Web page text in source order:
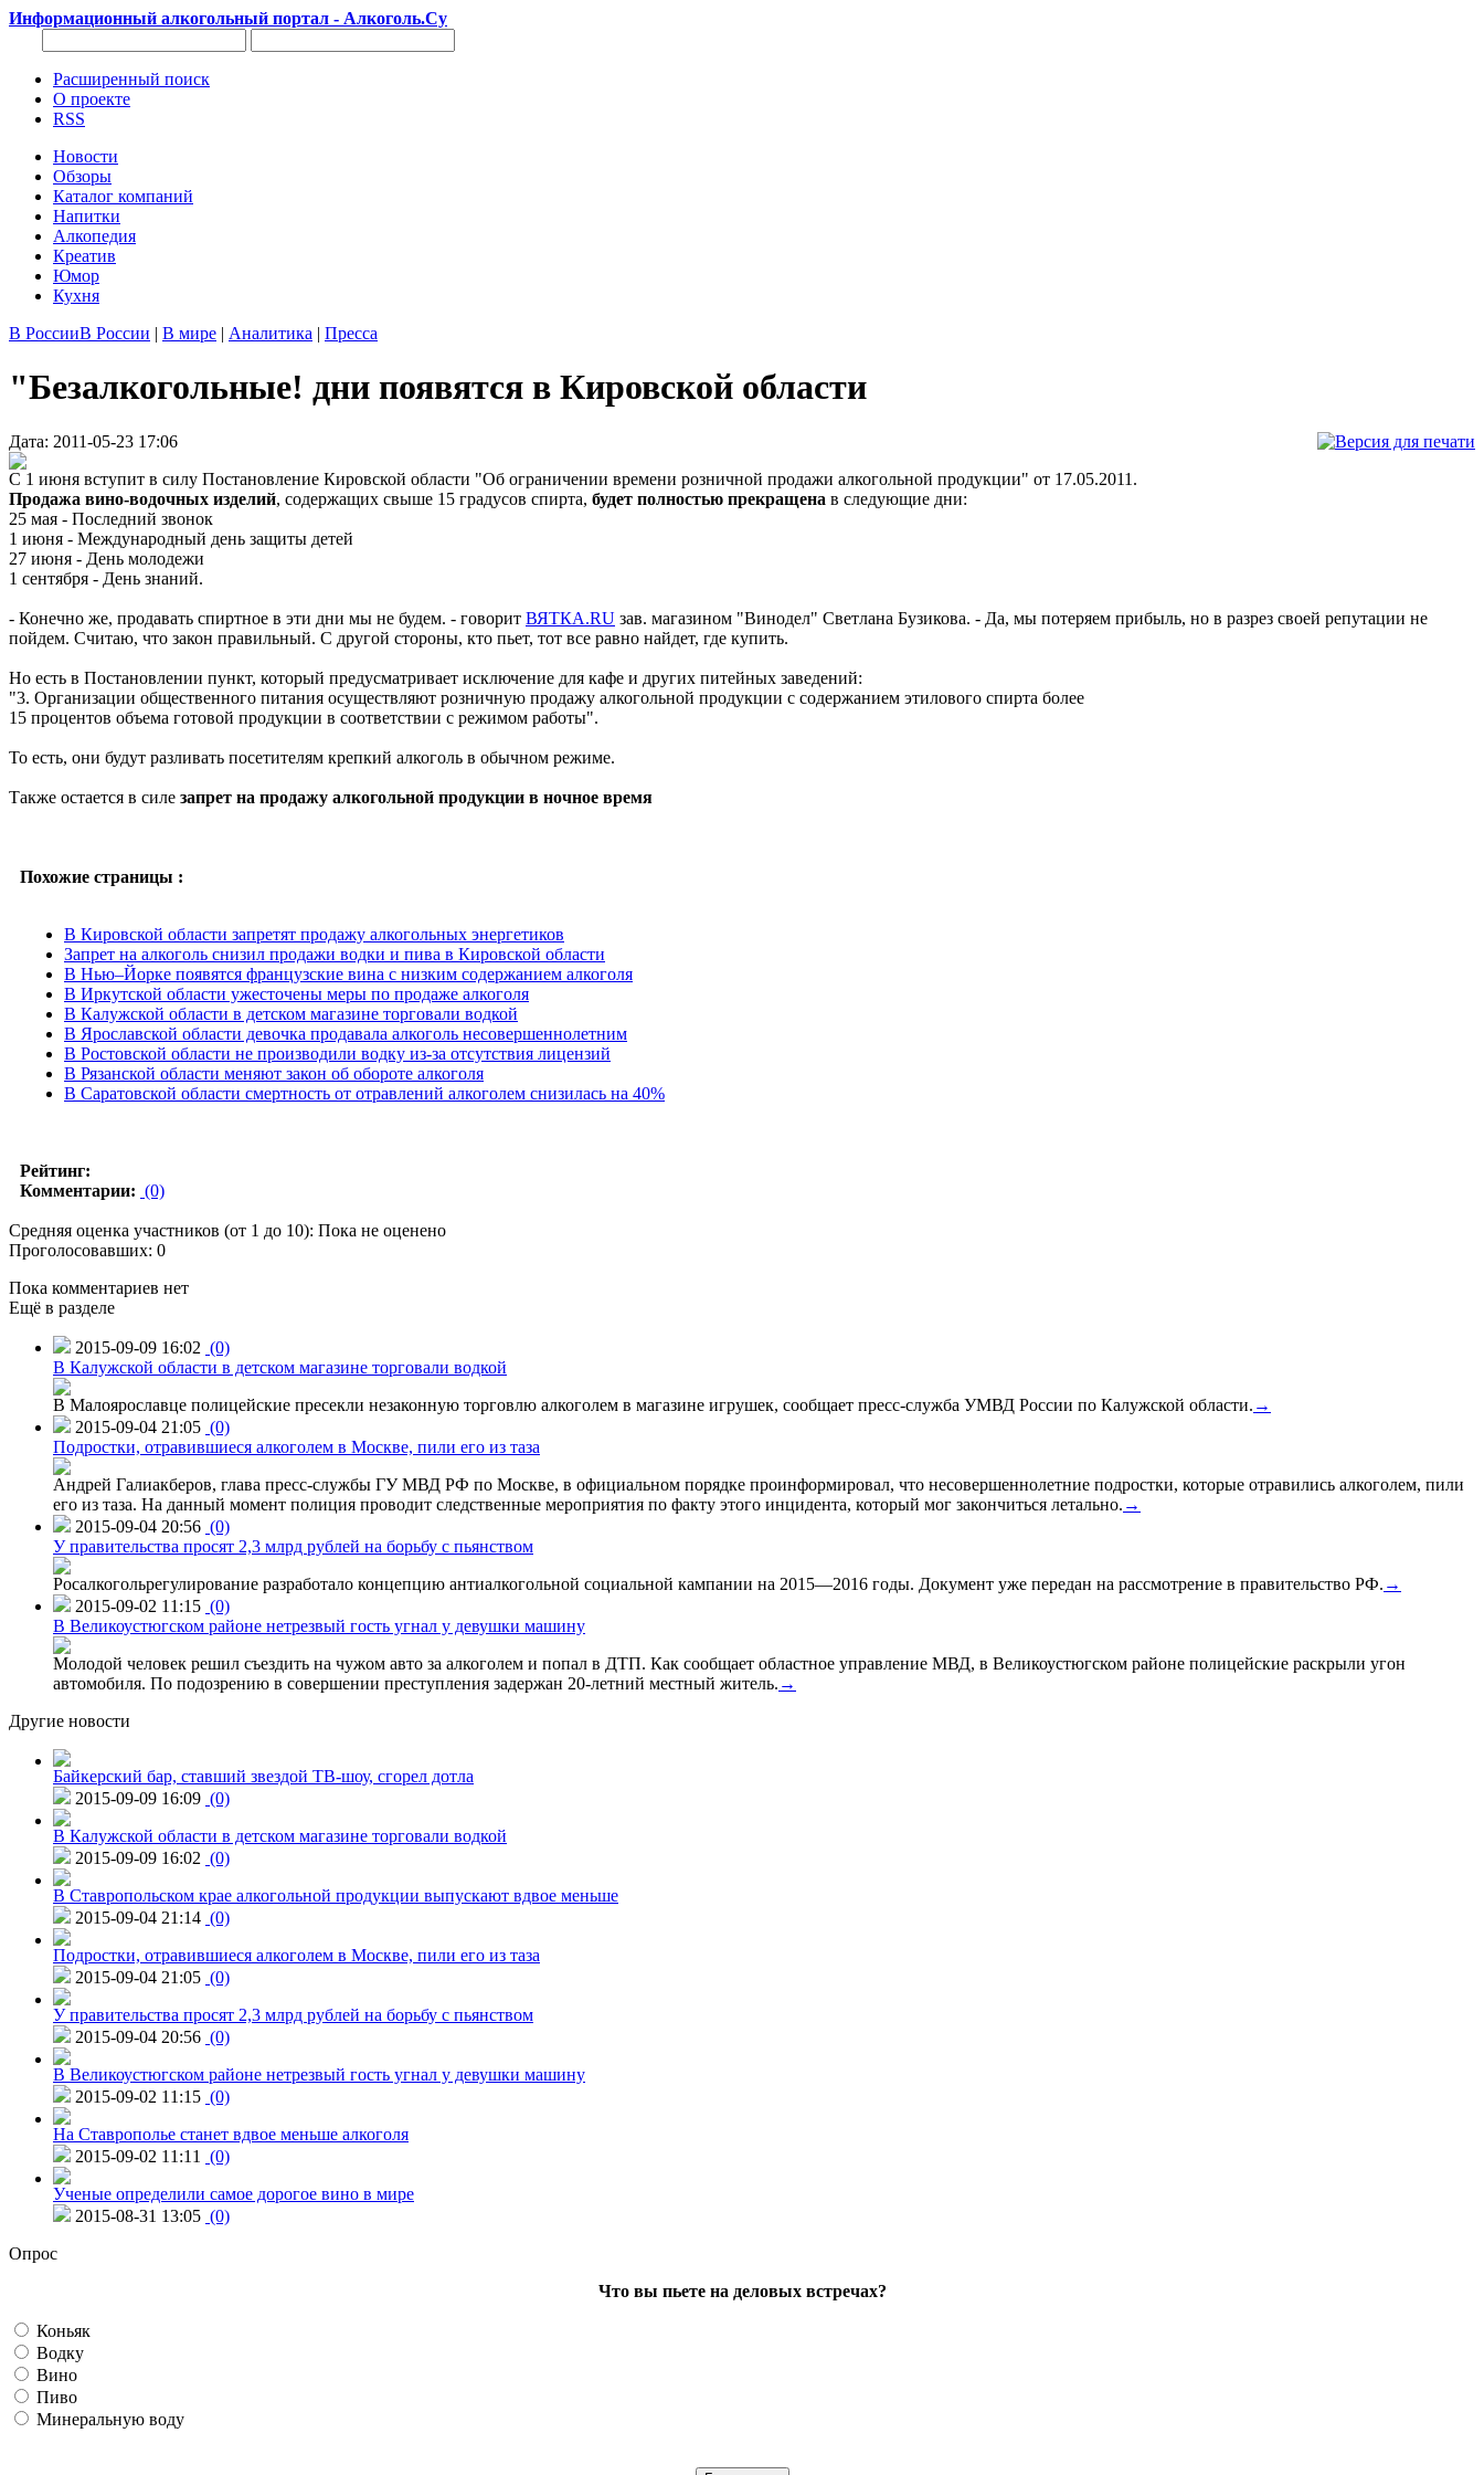
Информационный алкогольный портал - Алкоголь.Су
Расширенный поиск
О проекте
RSS
Новости
Обзоры
Каталог компаний
Напитки
Алкопедия
Креатив
Юмор
Кухня
В РоссииВ России | В мире | Аналитика | Пресса
"Безалкогольные! дни появятся в Кировской области
Дата: 2011-05-23 17:06
С 1 июня вступит в силу Постановление Кировской области "Об ограничении времени розничной продажи алкогольной продукции" от 17.05.2011.
Продажа вино-водочных изделий, содержащих свыше 15 градусов спирта, будет полностью прекращена в следующие дни:
25 мая - Последний звонок
1 июня - Международный день защиты детей
27 июня - День молодежи
1 сентября - День знаний.
- Конечно же, продавать спиртное в эти дни мы не будем. - говорит ВЯТКA.RU зав. магазином "Винодел" Светлана Бузикова. - Да, мы потеряем прибыль, но в разрез своей репутации не
пойдем. Считаю, что закон правильный. С другой стороны, кто пьет, тот все равно найдет, где купить.
Но есть в Постановлении пункт, который предусматривает исключение для кафе и других питейных заведений:
"3. Организации общественного питания осуществляют розничную продажу алкогольной продукции с содержанием этилового спирта более
15 процентов объема готовой продукции в соответствии с режимом работы".
То есть, они будут разливать посетителям крепкий алкоголь в обычном режиме.
Также остается в силе запрет на продажу алкогольной продукции в ночное время
Похожие страницы :
В Кировской области запретят продажу алкогольных энергетиков
Запрет на алкоголь снизил продажи водки и пива в Кировской области
В Нью–Йорке появятся французские вина с низким содержанием алкоголя
В Иркутской области ужесточены меры по продаже алкоголя
В Калужской области в детском магазине торговали водкой
В Ярославской области девочка продавала алкоголь несовершеннолетним
В Ростовской области не производили водку из-за отсутствия лицензий
В Рязанской области меняют закон об обороте алкоголя
В Саратовской области смертность от отравлений алкоголем снизилась на 40%
Рейтинг:
Комментарии: (0)
Средняя оценка участников (от 1 до 10): Пока не оценено
Проголосовавших: 0
Пока комментариев нет
Ещё в разделе
2015-09-09 16:02 (0)
В Калужской области в детском магазине торговали водкой
В Малоярославце полицейские пресекли незаконную торговлю алкоголем в магазине игрушек, сообщает пресс-служба УМВД России по Калужской области. →
2015-09-04 21:05 (0)
Подростки, отравившиеся алкоголем в Москве, пили его из таза
Андрей Галиакберов, глава пресс-службы ГУ МВД РФ по Москве, в официальном порядке проинформировал, что несовершеннолетние подростки, которые отравились алкоголем, пили
его из таза. На данный момент полиция проводит следственные мероприятия по факту этого инцидента, который мог закончиться летально. →
2015-09-04 20:56 (0)
У правительства просят 2,3 млрд рублей на борьбу с пьянством
Росалкогольрегулирование разработало концепцию антиалкогольной социальной кампании на 2015—2016 годы. Документ уже передан на рассмотрение в правительство РФ. →
2015-09-02 11:15 (0)
В Великоустюгском районе нетрезвый гость угнал у девушки машину
Молодой человек решил съездить на чужом авто за алкоголем и попал в ДТП. Как сообщает областное управление МВД, в Великоустюгском районе полицейские раскрыли угон
автомобиля. По подозрению в совершении преступления задержан 20-летний местный житель. →
Другие новости
Байкерский бар, ставший звездой ТВ-шоу, сгорел дотла
2015-09-09 16:09 (0)
В Калужской области в детском магазине торговали водкой
2015-09-09 16:02 (0)
В Ставропольском крае алкогольной продукции выпускают вдвое меньше
2015-09-04 21:14 (0)
Подростки, отравившиеся алкоголем в Москве, пили его из таза
2015-09-04 21:05 (0)
У правительства просят 2,3 млрд рублей на борьбу с пьянством
2015-09-04 20:56 (0)
В Великоустюгском районе нетрезвый гость угнал у девушки машину
2015-09-02 11:15 (0)
На Ставрополье станет вдвое меньше алкоголя
2015-09-02 11:11
(0)
Ученые определили самое дорогое вино в мире
2015-08-31 13:05 (0)
Опрос
Что вы пьете на деловых встречах?
Коньяк
Водку
Вино
Пиво
Минеральную воду